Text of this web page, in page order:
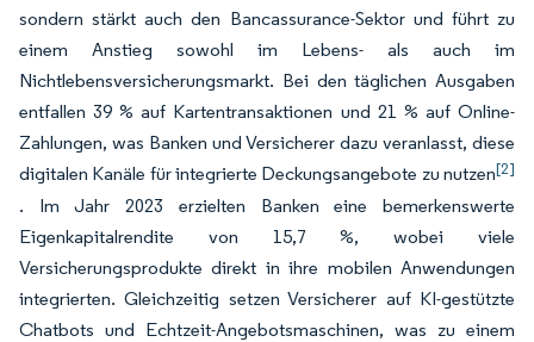
sondern stärkt auch den Bancassurance-Sektor und führt zu
einem Anstieg sowohl im Lebens- als auch im
Nichtlebensversicherungsmarkt. Bei den täglichen Ausgaben
entfallen 39 % auf Kartentransaktionen und 21 % auf Online-
Zahlungen, was Banken und Versicherer dazu veranlasst, diese
digitalen Kanäle für integrierte Deckungsangebote zu nutzen[2]
. Im Jahr 2023 erzielten Banken eine bemerkenswerte
Eigenkapitalrendite von 15,7 %, wobei viele
Versicherungsprodukte direkt in ihre mobilen Anwendungen
integrierten. Gleichzeitig setzen Versicherer auf KI-gestützte
Chatbots und Echtzeit-Angebotsmaschinen, was zu einem